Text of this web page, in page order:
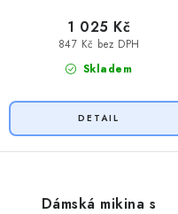
Skladem
847 Kč bez DPH
1 025 Kč
Dámská mikina s